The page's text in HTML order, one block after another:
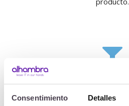
Consentimiento Detalles
